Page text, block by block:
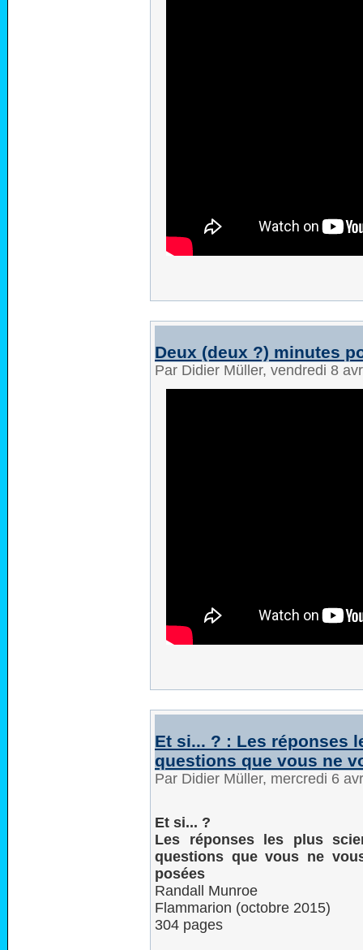
Deux (deux ?) minutes
Par Didier Müller, vendredi 8
Et si... ? : Les réponses
questions que vous ne
Par Didier Müller, mercredi 6
Et si... ?
Les réponses les plus
questions que vous ne
posées
Randall Munroe
Flammarion (octobre 2015)
304 pages